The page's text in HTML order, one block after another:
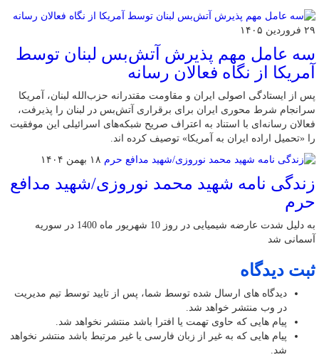
۲۹ فروردین ۱۴۰۵
سه عامل مهم پذیرش آتش‌بس لبنان توسط
آمریکا از نگاه فعالان رسانه
پس از ایستادگی اصولی ایران و مقاومت مقتدرانه حزب‌الله لبنان، آمریکا
سرانجام شرط محوری ایران برای برقراری آتش‌بس در لبنان را پذیرفت،
فعالان رسانه‌ای با استناد به اعتراف صریح شبکه‌های اسرائیلی این موفقیت
را «تحمیل اراده ایران به آمریکا» توصیف کرده اند.
۱۸ بهمن ۱۴۰۴
زندگی نامه شهید محمد نوروزی/شهید مدافع
حرم
به دلیل شدت عارضه شیمیایی در روز 10 شهریور ماه 1400 در سوریه
آسمانی شد
ثبت دیدگاه
دیدگاه های ارسال شده توسط شما، پس از تایید توسط تیم مدیریت
در وب منتشر خواهد شد.
پیام هایی که حاوی تهمت یا افترا باشد منتشر نخواهد شد.
پیام هایی که به غیر از زبان فارسی یا غیر مرتبط باشد منتشر نخواهد
شد.